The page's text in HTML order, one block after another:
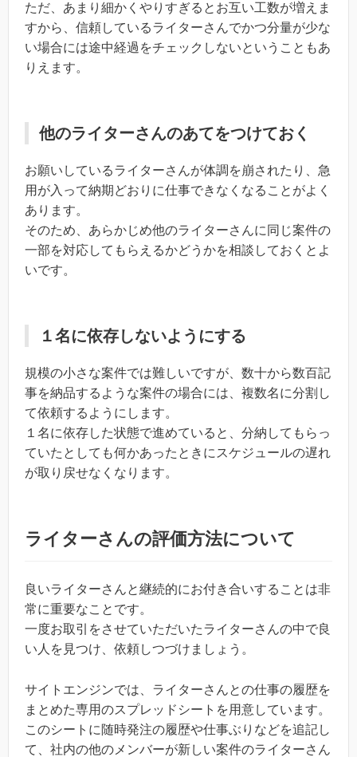
ただ、あまり細かくやりすぎるとお互い工数が増えま
すから、信頼しているライターさんでかつ分量が少な
い場合には途中経過をチェックしないということもあ
りえます。
他のライターさんのあてをつけておく
お願いしているライターさんが体調を崩されたり、急
用が入って納期どおりに仕事できなくなることがよく
あります。
そのため、あらかじめ他のライターさんに同じ案件の
一部を対応してもらえるかどうかを相談しておくとよ
いです。
１名に依存しないようにする
規模の小さな案件では難しいですが、数十から数百記
事を納品するような案件の場合には、複数名に分割し
て依頼するようにします。
１名に依存した状態で進めていると、分納してもらっ
ていたとしても何かあったときにスケジュールの遅れ
が取り戻せなくなります。
ライターさんの評価方法について
良いライターさんと継続的にお付き合いすることは非
常に重要なことです。
一度お取引をさせていただいたライターさんの中で良
い人を見つけ、依頼しつづけましょう。
サイトエンジンでは、ライターさんとの仕事の履歴を
まとめた専用のスプレッドシートを用意しています。
このシートに随時発注の履歴や仕事ぶりなどを追記し
て、社内の他のメンバーが新しい案件のライターさん